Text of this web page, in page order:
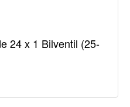
24 x 1 Bilventil (25-